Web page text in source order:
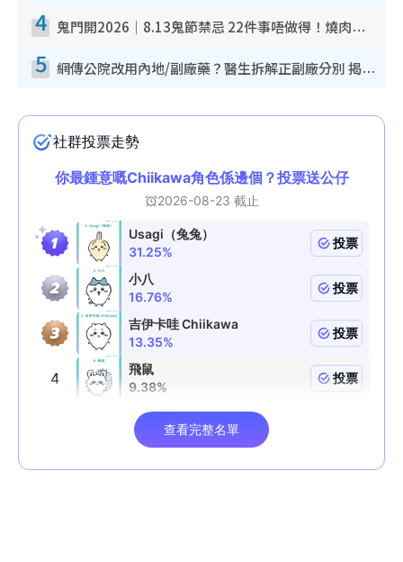
4 鬼門開2026｜8.13鬼節禁忌 22件事唔做得！燒肉、刺身要少食？半夜勿吹口哨/打呢個電話
5 網傳公院改用內地/副廠藥？醫生拆解正副廠分別 揭4類人換藥隨時出事